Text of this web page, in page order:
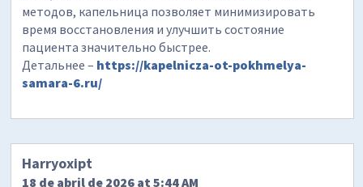
методов, капельница позволяет минимизировать
время восстановления и улучшить состояние
пациента значительно быстрее.
Детальнее – https://kapelnicza-ot-pokhmelya-
samara-6.ru/
Harryoxipt
18 de abril de 2026 at 5:44 AM